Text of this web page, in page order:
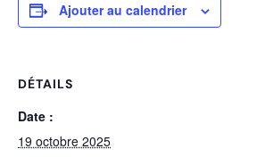
Ajouter au calendrier
DÉTAILS
Date :
19 octobre 2025